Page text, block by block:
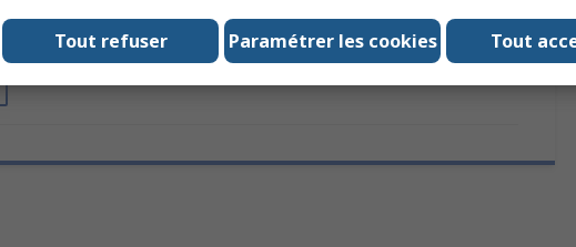
programmateur
Tout
Paramétrer les cookies
Tout refuser